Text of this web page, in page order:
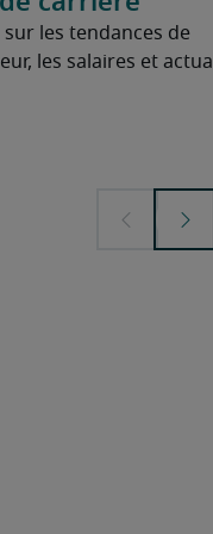
les tendances de
les salaires et